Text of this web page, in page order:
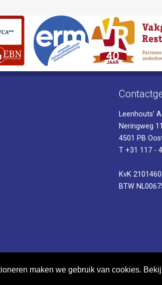
maken we gebruik van cookies.
Leenhouts’
Neringweg 11
4501 PB
T +31 117 -
KvK
BTW